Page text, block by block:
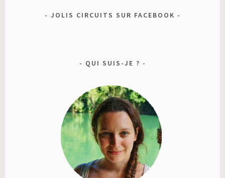
JOLIS CIRCUITS SUR FACEBOOK
QUI SUIS-JE ?